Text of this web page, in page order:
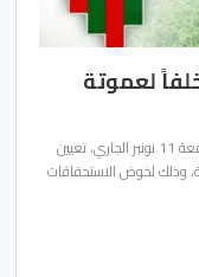
لعموتة
أعلنت الجامعة الملكية المغربية لكرة القدم، امس الجمعة 11 نونبر الجاري، تعيين
مدربا للمنتخب الوطني لأقل من 23 سنة، وذلك لخوض الاستحقاقات